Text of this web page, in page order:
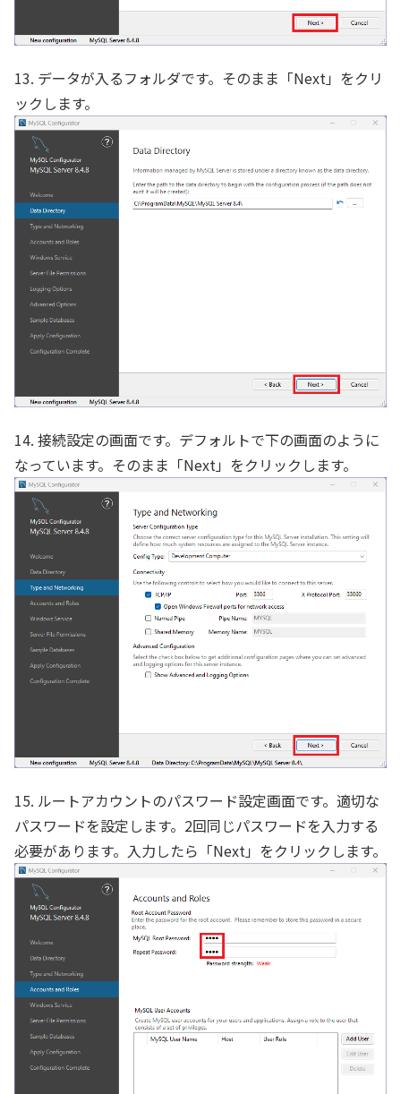
13. データが入るフォルダです。そのまま「Next」をクリ
ックします。
14. 接続設定の画面です。デフォルトで下の画面のように
なっています。そのまま「Next」をクリックします。
15. ルートアカウントのパスワード設定画面です。適切な
パスワードを設定します。2回同じパスワードを入力する
必要があります。入力したら「Next」をクリックします。